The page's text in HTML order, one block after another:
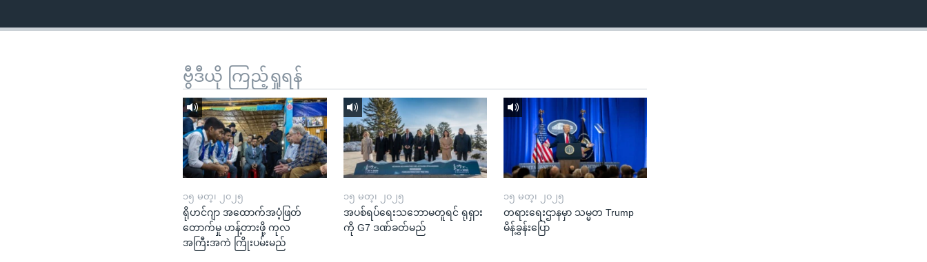
ရန်
ဗွီဒီယို ကြည့်ရှုရန်
၁၅ မတ္၊ ၂၀၂၅
ရိုဟင်ဂျာ အထောက်အပံ့ဖြတ်
တောက်မှု ဟန့်တားဖို့ ကုလ
အကြီးအကဲ ကြိုးပမ်းမည်
၁၅ မတ္၊ ၂၀၂၅
အပစ်ရပ်ရေးသဘောမတူရင် ရုရှား
ကို G7 ဒဏ်ခတ်မည်
၁၅ မတ္၊ ၂၀၂၅
တရားရေးဌာနမှာ သမ္မတ Trump
မိန့်ခွန်းပြော